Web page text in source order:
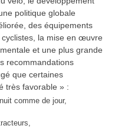
politique globale
des équipements
la mise en œuvre
et une plus grande
recommandations
que certaines
très favorable » :
comme de jour,